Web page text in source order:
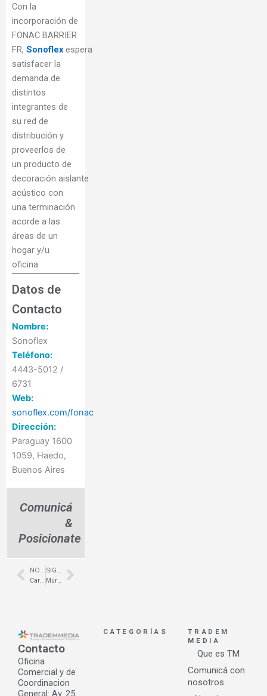
Con la
incorporación de
FONAC BARRIER
FR, Sonoflex espera
satisfacer la
demanda de
distintos
integrantes de
su red de
distribución y
proveerlos de
un producto de
decoración aislante
acústico con
una terminación
acorde a las
áreas de un
hogar y/u
oficina.
Datos de
Contacto
Nombre:
Sonoflex
Teléfono:
4443-5012 /
6731
Web:
sonoflex.com/fonac
Dirección:
Paraguay 1600
1059, Haedo,
Buenos Aires
Comunicá
&
Posicionate
Prev Next
Contacto
Oficina
Comercial y de
Coordinacion
General: Av. 25
CATEGORÍAS
TRADEM
MEDIA
Que es TM
Comunicá con
nosotros